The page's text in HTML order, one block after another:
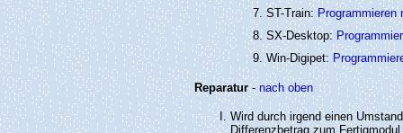
ST-Train:Programmieren
SX-Desktop:
Win-Digipet:
Reparatur-nach oben
Wird durch irgend einen
Differenzbetrag zum Fertigmodul.